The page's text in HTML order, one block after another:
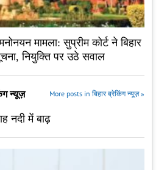
मामला: सुप्रीम कोर्ट ने बिहार
नियुक्ति पर उठे सवाल
न्यूज़ More posts in बिहार ब्रेकिंग न्यूज़ »
नदी में बाढ़